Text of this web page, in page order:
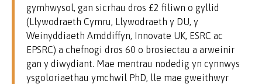
gymhwysol, gan sicrhau dros £2 filiwn o gyllid
(Llywodraeth Cymru, Llywodraeth y DU, y
Weinyddiaeth Amddiffyn, Innovate UK, ESRC ac
EPSRC) a chefnogi dros 60 o brosiectau a arweinir
gan y diwydiant. Mae mentrau nodedig yn cynnwys
ysgoloriaethau ymchwil PhD, lle mae gweithwyr